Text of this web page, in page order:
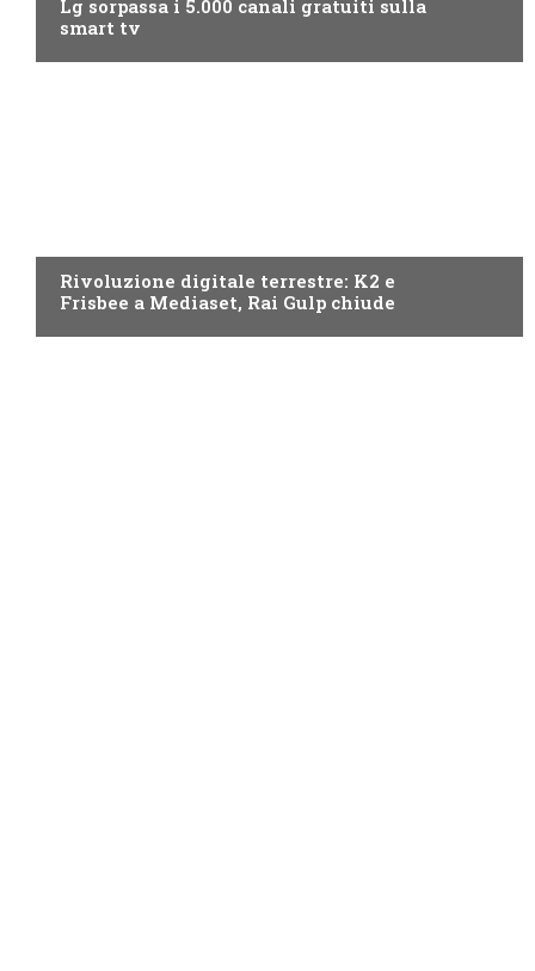
Lg sorpassa i 5.000 canali gratuiti sulla
smart tv
Rivoluzione digitale terrestre: K2 e
Frisbee a Mediaset, Rai Gulp chiude